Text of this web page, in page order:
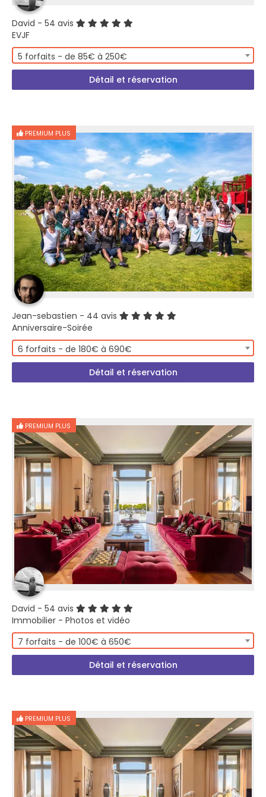
David - 54 avis
EVJF
5 forfaits - de 85€ à 250€
Détail et réservation
PREMIUM PLUS
Jean-sebastien - 44 avis
Anniversaire-Soirée
6 forfaits - de 180€ à 690€
Détail et réservation
PREMIUM PLUS
David - 54 avis
Immobilier - Photos et vidéo
7 forfaits - de 100€ à 650€
Détail et réservation
PREMIUM PLUS